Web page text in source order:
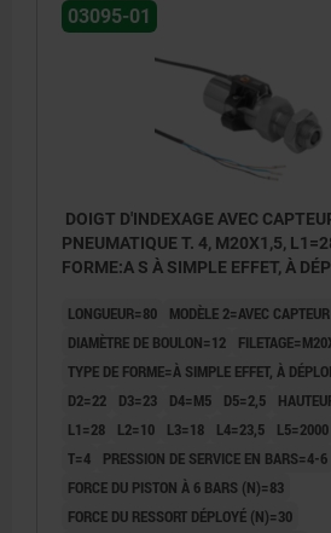
03095-01
DOIGT D'INDEXAGE AVEC
PNEUMATIQUE T. 4, M20X1,5,
FORME:A S À SIMPLE EFFET, À
NATUREL
LONGUEUR=80
MODÈLE 2=AVEC
DIAMÈTRE DE BOULON=12
TYPE DE FORME=À SIMPLE EFFET, À
D2=22
D3=23 D4=M5 D5=2,5
L1=28
L2=10 L3=18 L4=23,5 L5=2000
T=4
PRESSION DE SERVICE EN BARS=4-6
FORCE DU PISTON À 6 BARS (N)=83
FORCE DU RESSORT DÉPLOYÉ (N)=30